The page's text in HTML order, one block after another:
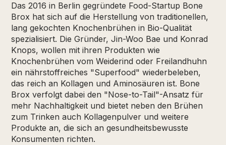
Das 2016 in Berlin gegründete Food-Startup Bone
Brox hat sich auf die Herstellung von traditionellen,
lang gekochten Knochenbrühen in Bio-Qualität
spezialisiert. Die Gründer, Jin-Woo Bae und Konrad
Knops, wollen mit ihren Produkten wie
Knochenbrühen vom Weiderind oder Freilandhuhn
ein nährstoffreiches "Superfood" wiederbeleben,
das reich an Kollagen und Aminosäuren ist. Bone
Brox verfolgt dabei den "Nose-to-Tail"-Ansatz für
mehr Nachhaltigkeit und bietet neben den Brühen
zum Trinken auch Kollagenpulver und weitere
Produkte an, die sich an gesundheitsbewusste
Konsumenten richten.